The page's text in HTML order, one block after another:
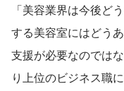
「美容業界は今後ど
する美容室にはどう
支援が必要なのでは
り上位のビジネス職